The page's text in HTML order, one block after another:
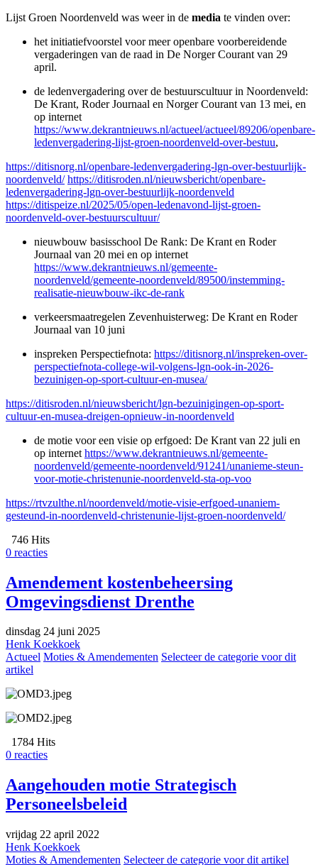
Lijst Groen Noordenveld was weer in de media te vinden over:
het initiatiefvoorstel voor meer openbare voorbereidende
vergaderingen van de raad in De Norger Courant van 29
april.
de ledenvergadering over de bestuurscultuur in Noordenveld:
De Krant, Roder Journaal en Norger Courant van 13 mei, en
op internet
https://www.dekrantnieuws.nl/actueel/actueel/89206/openbare-
ledenvergadering-lijst-groen-noordenveld-over-bestuu,
https://ditisnorg.nl/openbare-ledenvergadering-lgn-over-bestuurlijk-
noordenveld/ https://ditisroden.nl/nieuwsbericht/openbare-
ledenvergadering-lgn-over-bestuurlijk-noordenveld
https://ditispeize.nl/2025/05/open-ledenavond-lijst-groen-
noordenveld-over-bestuurscultuur/
nieuwbouw basisschool De Rank: De Krant en Roder
Journaal van 20 mei en op internet
https://www.dekrantnieuws.nl/gemeente-
noordenveld/gemeente-noordenveld/89500/instemming-
realisatie-nieuwbouw-ikc-de-rank
verkeersmaatregelen Zevenhuisterweg: De Krant en Roder
Journaal van 10 juni
inspreken Perspectiefnota: https://ditisnorg.nl/inspreken-over-
perspectiefnota-college-wil-volgens-lgn-ook-in-2026-
bezuinigen-op-sport-cultuur-en-musea/
https://ditisroden.nl/nieuwsbericht/lgn-bezuinigingen-op-sport-
cultuur-en-musea-dreigen-opnieuw-in-noordenveld
de motie voor een visie op erfgoed: De Krant van 22 juli en
op internet https://www.dekrantnieuws.nl/gemeente-
noordenveld/gemeente-noordenveld/91241/unanieme-steun-
voor-motie-christenunie-noordenveld-sta-op-voo
https://rtvzulthe.nl/noordenveld/motie-visie-erfgoed-unaniem-
gesteund-in-noordenveld-christenunie-lijst-groen-noordenveld/
746 Hits
0 reacties
Amendement kostenbeheersing
Omgevingsdienst Drenthe
dinsdag 24 juni 2025
Henk Koekkoek
Actueel Moties & Amendementen Selecteer de categorie voor dit
artikel
1784 Hits
0 reacties
Aangehouden motie Strategisch
Personeelsbeleid
vrijdag 22 april 2022
Henk Koekkoek
Moties & Amendementen Selecteer de categorie voor dit artikel